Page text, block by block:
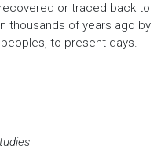
or traced back to
thousands of years ago by
to present days.